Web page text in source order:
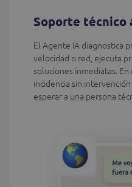
Soporte técnico
El Agente IA diagnostica
velocidad o red, ejecuta
soluciones inmediatas.
incidencia sin
esperar a una persona